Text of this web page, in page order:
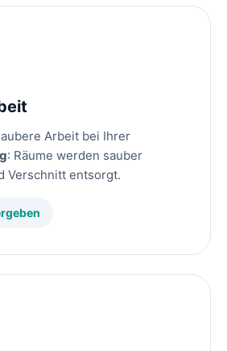
Arbeit bei Ihrer
: Räume werden sauber
Verschnitt entsorgt.